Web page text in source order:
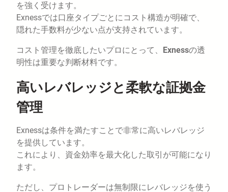
を強く受けます。
Exnessでは口座タイプごとにコスト構造が明確で、
隠れた手数料が少ない点が支持されています。
コスト管理を徹底したいプロにとって、 Exnessの透
明性は重要な判断材料です。
高いレバレッジと柔軟な証拠金
管理
Exnessは条件を満たすことで非常に高いレバレッジ
を提供しています。
これにより、資金効率を最大化した取引が可能になり
ます。
ただし、プロトレーダーは無制限にレバレッジを使う